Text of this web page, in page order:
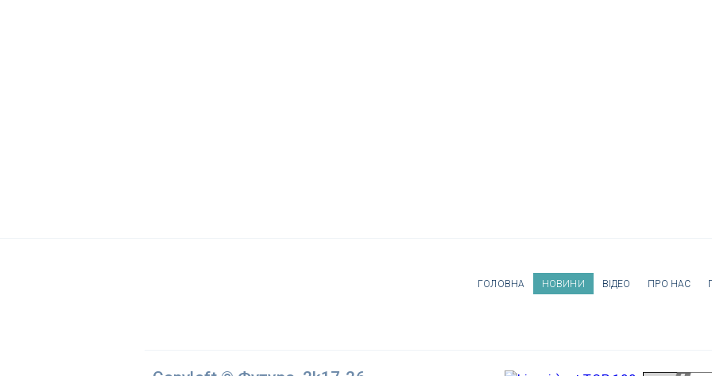
ГОЛОВНА НОВИНИ ВІДЕО ПРО НАС